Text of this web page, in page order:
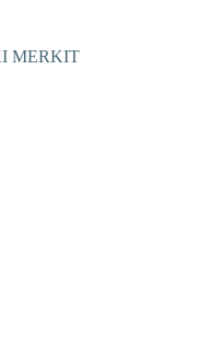
MERKIT